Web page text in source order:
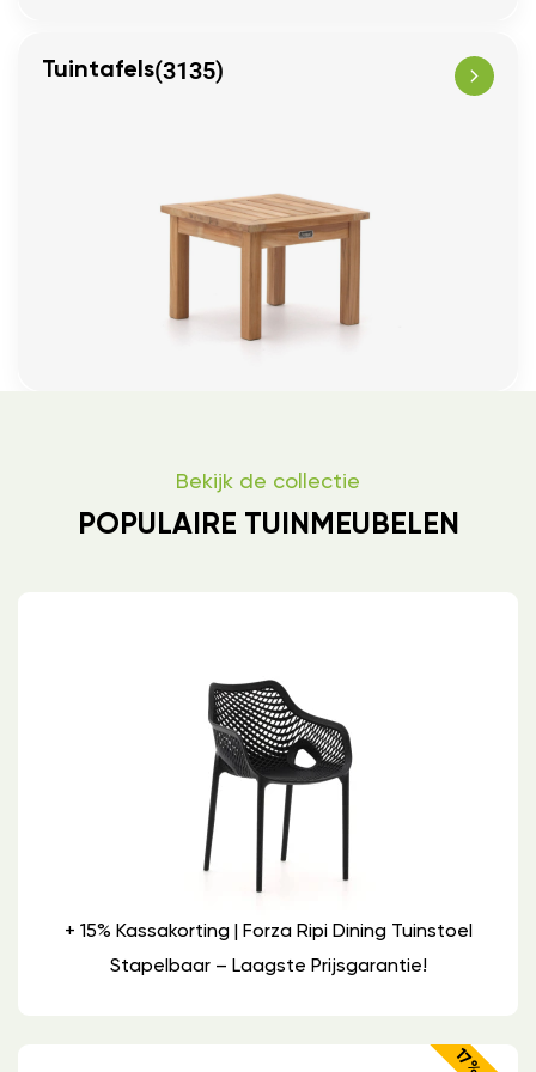
Tuintafels(3135)
Bekijk de collectie
POPULAIRE TUINMEUBELEN
+ 15% Kassakorting | Forza Ripi Dining Tuinstoel
Stapelbaar – Laagste Prijsgarantie!